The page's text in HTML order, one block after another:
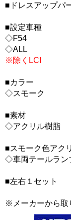
■ドレスアップパ
■設定車種
◇F54
◇ALL
※除くLCI
■カラー
◇スモーク
■素材
◇アクリル樹脂
■スモーク色アク
◇車両テールラン
■左右１セット
※メーカーから取